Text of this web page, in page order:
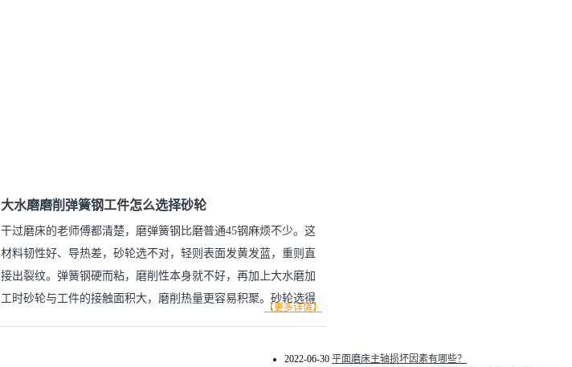
大水磨磨削弹簧钢工件怎么选择砂轮
干过磨床的老师傅都清楚，磨弹簧钢比磨普通45钢麻烦不少。这
材料韧性好、导热差，砂轮选不对，轻则表面发黄发蓝，重则直
接出裂纹。弹簧钢硬而粘，磨削性本身就不好，再加上大水磨加
工时砂轮与工件的接触面积大，磨削热量更容易积聚。砂轮选得
【更多详情】
2022-06-30 平面磨床主轴损坏因素有哪些？